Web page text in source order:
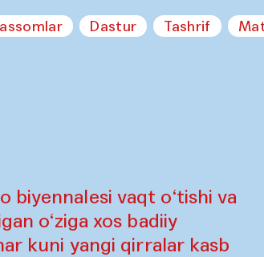
Dastur Tashrif
biyennalesi vaqt o‘tishi va
o‘ziga xos badiiy
kuni yangi qirralar kasb